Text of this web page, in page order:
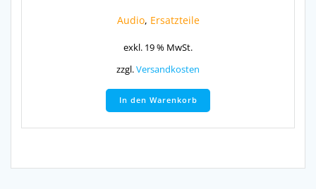
Audio, Ersatzteile
exkl. 19 % MwSt.
zzgl.Versandkosten
In den Warenkorb